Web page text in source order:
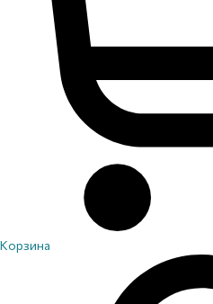
Корзина